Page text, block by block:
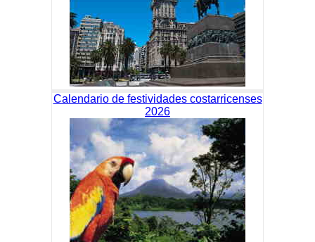
Calendario de festividades costarricenses
2026